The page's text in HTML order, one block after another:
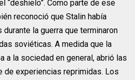
“deshielo”. Como parte de ese
reconoció que Stalin había
la guerra que terminaron
soviéticas. A medida que la
a la sociedad en general, abrió las
de experiencias reprimidas. Los